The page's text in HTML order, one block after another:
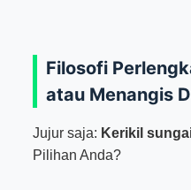
Filosofi
atau Menangis
Jujur saja: Kerikil
Pilihan Anda?